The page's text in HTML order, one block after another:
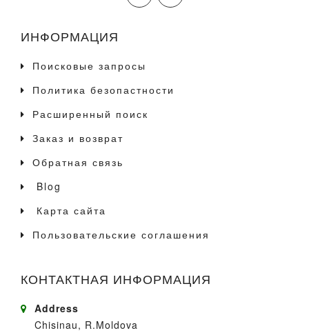
ИНФОРМАЦИЯ
Поисковые запросы
Политика безопастности
Расширенный поиск
Заказ и возврат
Обратная связь
Blog
Карта сайта
Пользовательские соглашения
КОНТАКТНАЯ ИНФОРМАЦИЯ
Address
Chisinau, R.Moldova